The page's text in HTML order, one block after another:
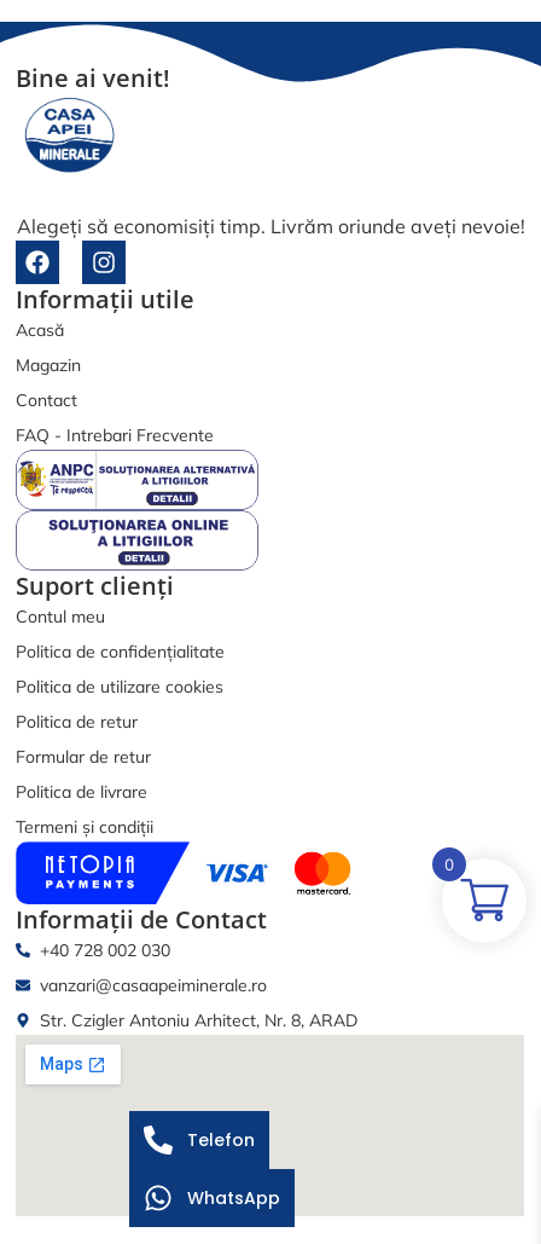
Bine ai venit!
Alegeți să economisiți timp. Livrăm oriunde aveți nevoie!
F
a
c
e
o
o
I
n
s
a
m
Informații utile
Acasă
Magazin
Contact
FAQ - Intrebari Frecvente
Suport clienți
Contul meu
Politica de confidențialitate
Politica de utilizare cookies
Politica de retur
Formular de retur
Politica de livrare
Termeni și condiții
Informații de Contact
+40 728 002 030
vanzari@casaapeiminerale.ro
Str. Czigler Antoniu Arhitect, Nr. 8, ARAD
0
Telefon
WhatsApp